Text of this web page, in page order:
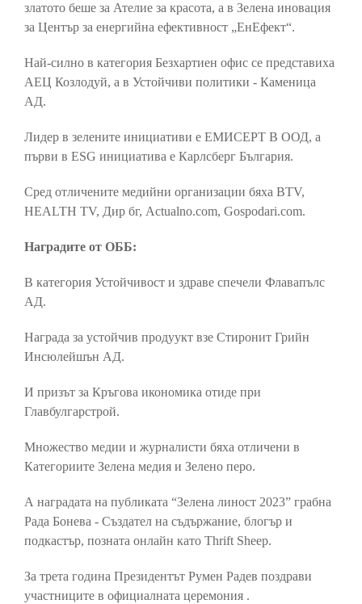
златото беше за Ателие за красота, а в Зелена иновация
за Център за енергийна ефективност „ЕнЕфект“.
Най-силно в категория Безхартиен офис се представиха
АЕЦ Козлодуй, а в Устойчиви политики - Каменица
АД.
Лидер в зелените инициативи е ЕМИСЕРТ В ООД, а
първи в ESG инициатива е Карлсберг България.
Сред отличените медийни организации бяха BTV,
HEALTH TV, Дир бг, Actualno.com, Gospodari.com.
Наградите от ОББ:
В категория Устойчивост и здраве спечели Флавапълс
АД.
Награда за устойчив продуукт взе Стиронит Грийн
Инсюлейшън АД.
И призът за Кръгова икономика отиде при
Главбулгарстрой.
Множество медии и журналисти бяха отличени в
Категориите Зелена медия и Зелено перо.
А наградата на публиката “Зелена линост 2023” грабна
Рада Бонева - Създател на съдържание, блогър и
подкастър, позната онлайн като Thrift Sheep.
За трета година Президентът Румен Радев поздрави
участниците в официалната церемония .